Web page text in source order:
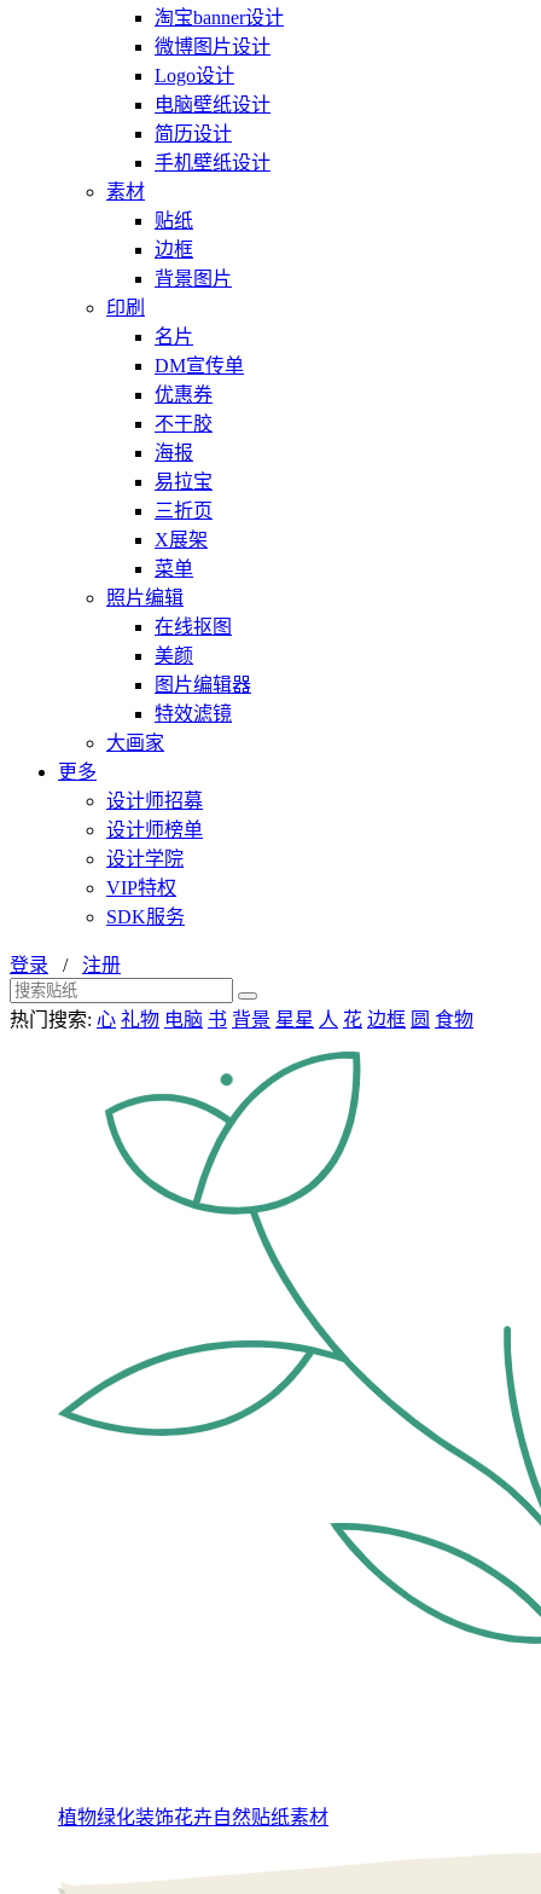
淘宝banner设计
微博图片设计
Logo设计
电脑壁纸设计
简历设计
手机壁纸设计
素材
贴纸
边框
背景图片
印刷
名片
DM宣传单
优惠券
不干胶
海报
易拉宝
三折页
X展架
菜单
照片编辑
在线抠图
美颜
图片编辑器
特效滤镜
大画家
更多
设计师招募
设计师榜单
设计学院
VIP特权
SDK服务
登录 / 注册
热门搜索: 心 礼物 电脑 书 背景 星星 人 花 边框 圆 食物
植物绿化装饰花卉自然贴纸素材